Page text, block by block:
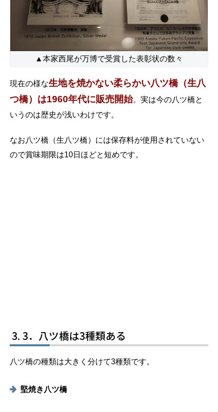
▲本家西尾が万博で受賞した表彰状の数々
現在の様な生地を焼かない柔らかい八ツ橋（生八
つ橋）は1960年代に販売開始。 実は今の八ツ橋と
いうのは歴史が浅いわけです。
なお八ツ橋（生八ツ橋）には保存料が使用されていない
ので賞味期限は10日ほどと短めです。
3．八ツ橋は3種類ある
八ツ橋の種類は大きく分けて3種類です。
堅焼き八ツ橋